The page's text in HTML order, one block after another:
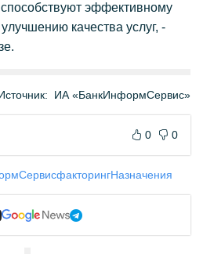
эффективному
качества услуг, -
ИА «БанкИнформСервис»
0 0
факторингНазначения